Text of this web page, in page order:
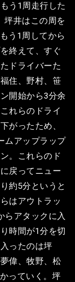
う1周走行した
坪井はこの周を
う1周してから
終えて、すぐ
ドライバーた
住、野村、笹
開始から3分余
れらのドライ
がったため、
ムアップラップ
。これらのド
戻ってニュー
約5分というと
はアウトラッ
らアタックに入
時間が1分を切
ったのは坪
偉、牧野、松
っていく。坪